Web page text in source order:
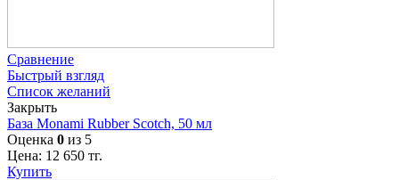
Сравнение
Быстрый взгляд
Список желаний
Закрыть
База Monami Rubber Scotch, 50 мл
Оценка 0 из 5
Цена: 12 650 тг.
Купить